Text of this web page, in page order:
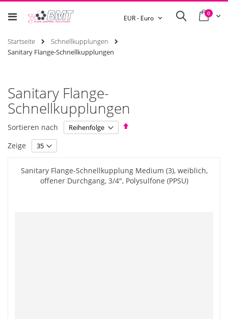
0
Search
Währung
EUR - Euro
Startseite
Schnellkupplungen
Sanitary Flange-Schnellkupplungen
Sanitary Flange-
Schnellkupplungen
Sortieren nach
Absteigend
Zeige
Sanitary Flange-Schnellkupplung Medium (3), weiblich,
offener Durchgang, 3/4", Polysulfone (PPSU)